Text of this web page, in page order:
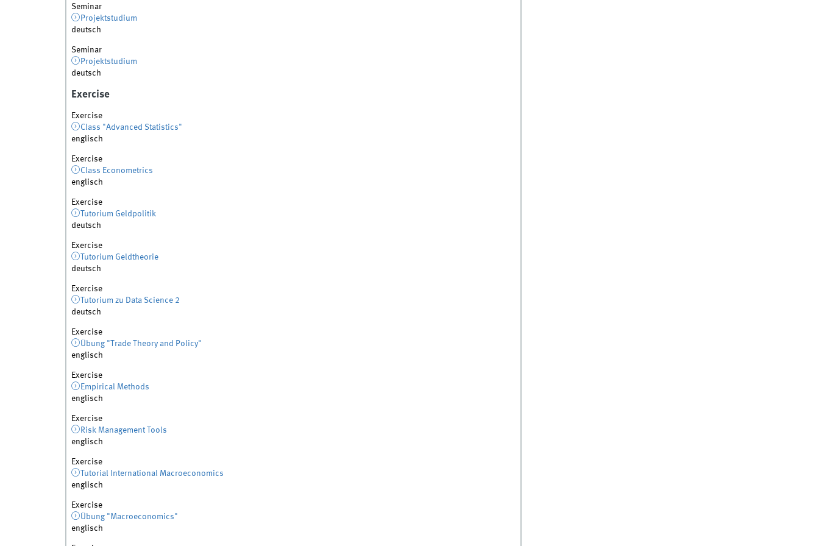
Seminar
Projektstudium
deutsch
Seminar
Projektstudium
deutsch
Exercise
Exercise
Class "Advanced Statistics"
englisch
Exercise
Class Econometrics
englisch
Exercise
Tutorium Geldpolitik
deutsch
Exercise
Tutorium Geldtheorie
deutsch
Exercise
Tutorium zu Data Science 2
deutsch
Exercise
Übung "Trade Theory and Policy"
englisch
Exercise
Empirical Methods
englisch
Exercise
Risk Management Tools
englisch
Exercise
Tutorial International Macroeconomics
englisch
Exercise
Übung "Macroeconomics"
englisch